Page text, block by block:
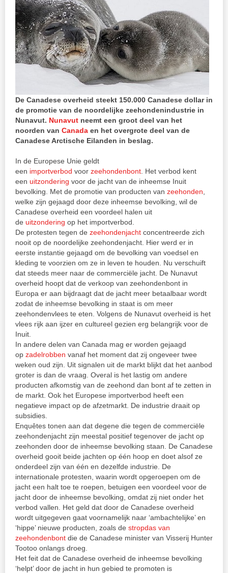
De Canadese overheid steekt 150.000 Canadese dollar in
de promotie van de noordelijke zeehondenindustrie in
Nunavut. Nunavut neemt een groot deel van het
noorden van Canada en het overgrote deel van de
Canadese Arctische Eilanden in beslag.
In de Europese Unie geldt
een importverbod voor zeehondenbont . Het verbod kent
een uitzondering voor de jacht van de inheemse Inuit
bevolking. Met de promotie van producten van zeehonden
welke zijn gejaagd door deze inheemse bevolking, wil de
Canadese overheid een voordeel halen uit
de uitzondering op het importverbod.
De protesten tegen de zeehondenjacht concentreerde zich
nooit op de noordelijke zeehondenjacht. Hier werd er in
eerste instantie gejaagd om de bevolking van voedsel en
kleding te voorzien om ze in leven te houden. Nu verschuift
dat steeds meer naar de commerciële jacht. De Nunavut
overheid hoopt dat de verkoop van zeehondenbont in
Europa er aan bijdraagt dat de jacht meer betaalbaar wordt
zodat de inheemse bevolking in staat is om meer
zeehondenvlees te eten. Volgens de Nunavut overheid is het
vlees rijk aan ijzer en cultureel gezien erg belangrijk voor de
Inuit.
In andere delen van Canada mag er worden gejaagd
op zadelrobben vanaf het moment dat zij ongeveer twee
weken oud zijn. Uit signalen uit de markt blijkt dat het aanbod
groter is dan de vraag. Overal is het lastig om andere
producten afkomstig van de zeehond dan bont af te zetten in
de markt. Ook het Europese importverbod heeft een
negatieve impact op de afzetmarkt. De industrie draait op
subsidies.
Enquêtes tonen aan dat degene die tegen de commerciële
zeehondenjacht zijn meestal positief tegenover de jacht op
zeehonden door de inheemse bevolking staan. De Canadese
overheid gooit beide jachten op één hoop en doet alsof ze
onderdeel zijn van één en dezelfde industrie. De
internationale protesten, waarin wordt opgeroepen om de
jacht een halt toe te roepen, betuigen een voordeel voor de
jacht door de inheemse bevolking, omdat zij niet onder het
verbod vallen. Het geld dat door de Canadese overheid
wordt uitgegeven gaat voornamelijk naar ‘ambachtelijke’ en
‘hippe’ nieuwe producten, zoals de stropdas van
zeehondenbont die de Canadese minister van Visserij Hunter
Tootoo onlangs droeg.
Het feit dat de Canadese overheid de inheemse bevolking
‘helpt’ door de jacht in hun gebied te promoten is